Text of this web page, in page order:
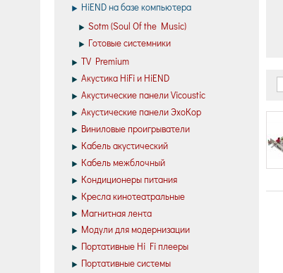
HiEND на базе компьютера
Sotm (Soul Of the Music)
Готовые системники
TV Premium
Акустика HiFi и HiEND
Акустические панели Vicoustic
Акустические панели ЭхоКор
Виниловые проигрыватели
Кабель акустический
Кабель межблочный
Кондиционеры питания
Кресла кинотеатральные
Магнитная лента
Модули для модернизации
Портативные Hi Fi плееры
Портативные системы